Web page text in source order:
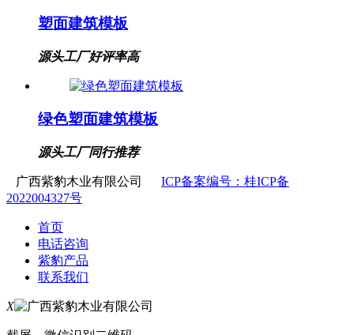
塑面建筑模板
源头工厂好评率高
绿色塑面建筑模板
源头工厂同行推荐
广西紫豹木业有限公司 ICP备案编号：桂ICP备
2022004327号
首页
电话咨询
紫豹产品
联系我们
X